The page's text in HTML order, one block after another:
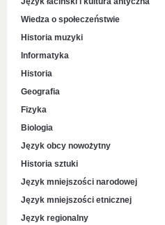
Wiedza o społeczeństwie
Historia muzyki
Informatyka
Historia
Geografia
Fizyka
Biologia
Język obcy nowożytny
Historia sztuki
Język mniejszości narodowej
Język mniejszości etnicznej
Język regionalny